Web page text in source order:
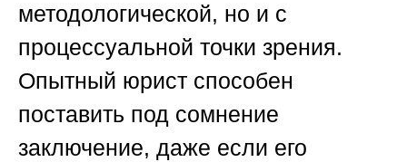
методологической, но и с
процессуальной точки зрения.
Опытный юрист способен
поставить под сомнение
заключение, даже если его